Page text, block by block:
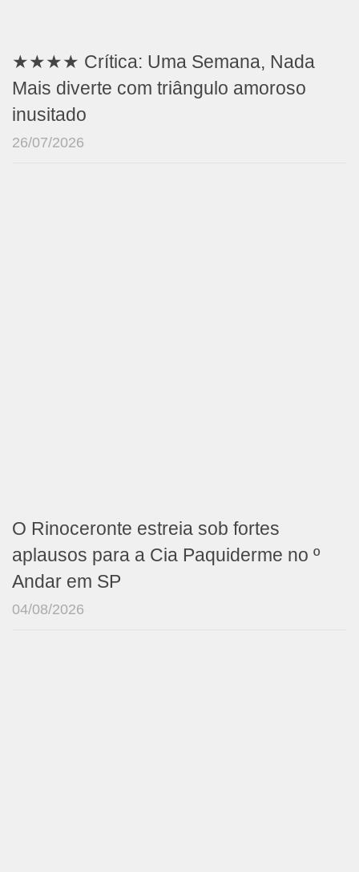
★★★★ Crítica: Uma Semana, Nada
Mais diverte com triângulo amoroso
inusitado
26/07/2026
O Rinoceronte estreia sob fortes
aplausos para a Cia Paquiderme no º
Andar em SP
04/08/2026